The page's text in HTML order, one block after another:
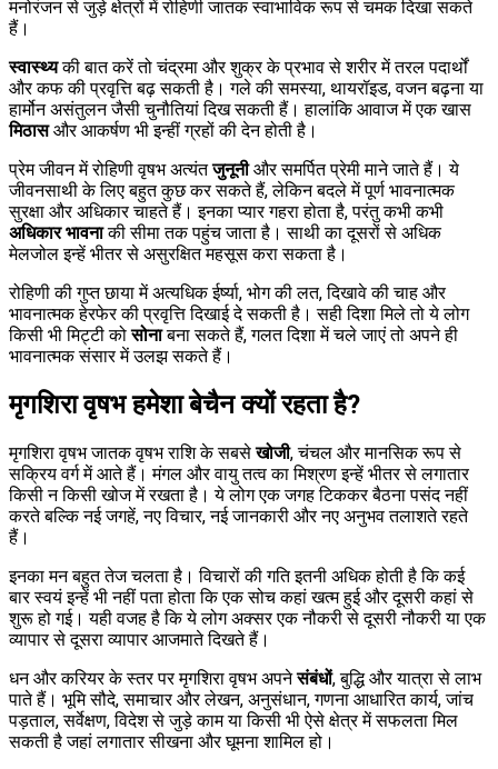
मनोरंजन से जुड़े क्षेत्रों में रोहिणी जातक स्वाभाविक रूप से चमक दिखा सकते
हैं।
स्वास्थ्यकी बात करें तो चंद्रमा और शुक्र के प्रभाव से शरीर में तरल पदार्थों
और कफ की प्रवृत्ति बढ़ सकती है। गले की समस्या, थायरॉइड, वजन बढ़ना या
हार्मोन असंतुलन जैसी चुनौतियां दिख सकती हैं। हालांकि आवाज में एक खास
मिठासऔर आकर्षण भी इन्हीं ग्रहों की देन होती है।
प्रेम जीवन में रोहिणी वृषभ अत्यंतजुनूनीऔर समर्पित प्रेमी माने जाते हैं। ये
जीवनसाथी के लिए बहुत कुछ कर सकते हैं, लेकिन बदले में पूर्ण भावनात्मक
सुरक्षा और अधिकार चाहते हैं। इनका प्यार गहरा होता है, परंतु कभी कभी
अधिकार भावनाकी सीमा तक पहुंच जाता है। साथी का दूसरों से अधिक
मेलजोल इन्हें भीतर से असुरक्षित महसूस करा सकता है।
रोहिणी की गुप्त छाया में अत्यधिक ईर्ष्या, भोग की लत, दिखावे की चाह और
भावनात्मक हेरफेर की प्रवृत्ति दिखाई दे सकती है। सही दिशा मिले तो ये लोग
किसी भी मिट्टी कोसोनाबना सकते हैं, गलत दिशा में चले जाएं तो अपने ही
भावनात्मक संसार में उलझ सकते हैं।
मृगशिरा वृषभ हमेशा बेचैन क्यों रहता है?
मृगशिरा वृषभ जातक वृषभ राशि के सबसेखोजी, चंचल और मानसिक रूप से
सक्रिय वर्ग में आते हैं। मंगल और वायु तत्व का मिश्रण इन्हें भीतर से लगातार
किसी न किसी खोज में रखता है। ये लोग एक जगह टिककर बैठना पसंद नहीं
करते बल्कि नई जगहें, नए विचार, नई जानकारी और नए अनुभव तलाशते रहते
हैं।
इनका मन बहुत तेज चलता है। विचारों की गति इतनी अधिक होती है कि कई
बार स्वयं इन्हें भी नहीं पता होता कि एक सोच कहां खत्म हुई और दूसरी कहां से
शुरू हो गई। यही वजह है कि ये लोग अक्सर एक नौकरी से दूसरी नौकरी या एक
व्यापार से दूसरा व्यापार आजमाते दिखते हैं।
धन और करियर के स्तर पर मृगशिरा वृषभ अपनेसंबंधों, बुद्धि और यात्रा से लाभ
पाते हैं। भूमि सौदे, समाचार और लेखन, अनुसंधान, गणना आधारित कार्य, जांच
पड़ताल, सर्वेक्षण, विदेश से जुड़े काम या किसी भी ऐसे क्षेत्र में सफलता मिल
सकती है जहां लगातार सीखना और घूमना शामिल हो।